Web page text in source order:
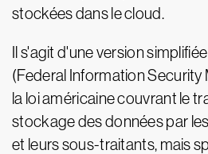
stockées dans le cloud.
Il s'agit d'une version
(Federal Information
la loi américaine couvrant le
stockage des données par
et leurs sous-traitants, mais